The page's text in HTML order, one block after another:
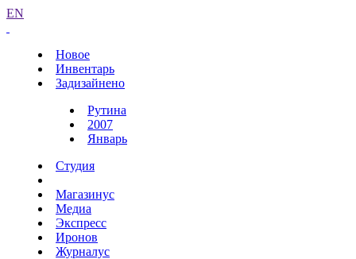
EN
Новое
Инвентарь
Задизайнено
Рутина
2007
Январь
Студия
Магазинус
Медиа
Экспресс
Иронов
Журналус